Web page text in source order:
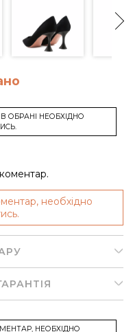
ОБРАНІ НЕОБХІДНО
необхідно
НЕОБХІДНО